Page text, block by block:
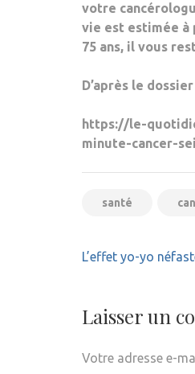
votre
vie est estimée à
75 ans, il vous
D’après le
https://le-
minute-cancer-
santé
Navigation
L’effet yo-yo
Laisser un
Votre adresse e-